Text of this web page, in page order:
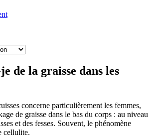
de la graisse dans les
concerne particulièrement les femmes,
de graisse dans le bas du corps : au niveau
et des fesses. Souvent, le phénomène
cellulite.